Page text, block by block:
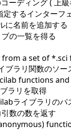
ーディング ( 上
定するインターフ
に名前を追加する
の一覧を得る
a set of
ブラリ関数のソ
functions
ラリを取得
ライブラリのパ
数の数を返す